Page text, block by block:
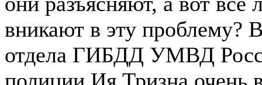
вникают в эту проблему?
отдела ГИБДД УМВД